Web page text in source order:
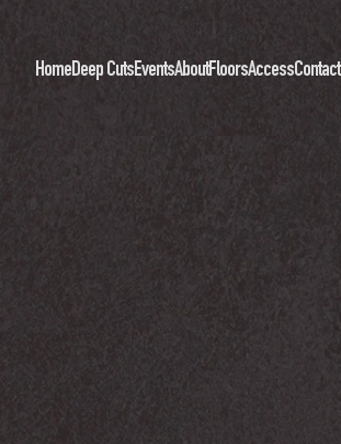
HomeDeep CutsEventsAboutFloorsAccessContact